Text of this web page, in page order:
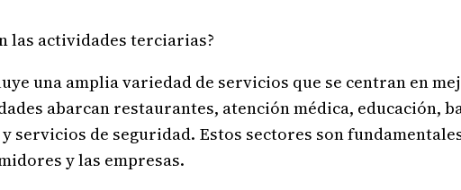
las actividades terciarias?
una amplia variedad de servicios que se centran en
abarcan restaurantes, atención médica, educación,
de seguridad. Estos sectores son
y las empresas.